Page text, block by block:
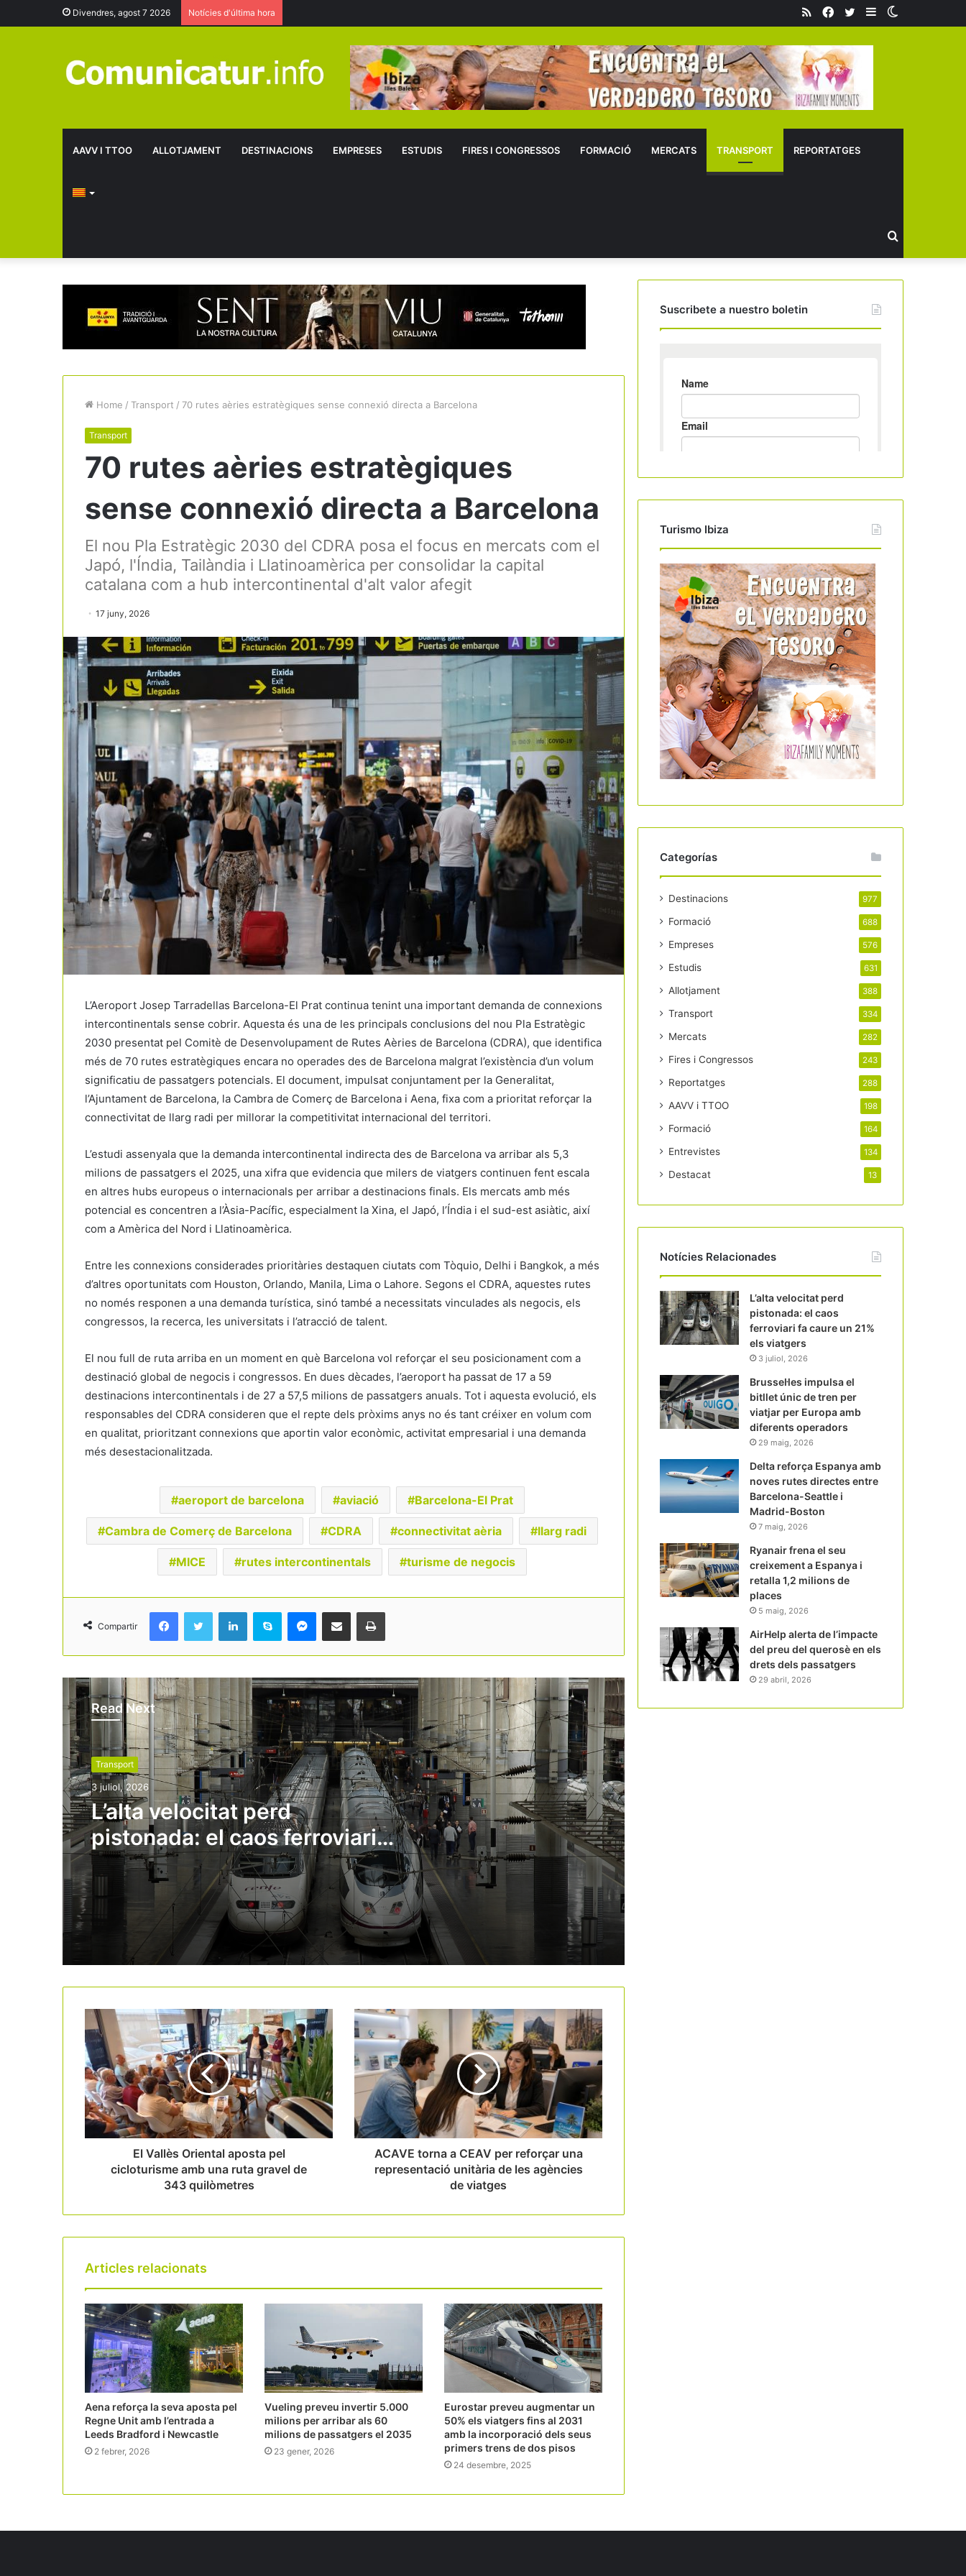
Divendres, agost 7 2026 Notícies d'última hora Sidebar
Twitter
Facebook
RSS
AAVV I TTOO ALLOTJAMENT DESTINACIONS EMPRESES ESTUDIS FIRES I CONGRESSOS FORMACIÓ MERCATS TRANSPORT REPORTATGES
Buscar
Home / Transport / 70 rutes aèries estratègiques sense connexió directa a Barcelona
Transport
70 rutes aèries estratègiques
sense connexió directa a Barcelona
El nou Pla Estratègic 2030 del CDRA posa el focus en mercats com el
Japó, l'Índia, Tailàndia i Llatinoamèrica per consolidar la capital
catalana com a hub intercontinental d'alt valor afegit
17 juny, 2026
L’Aeroport Josep Tarradellas Barcelona-El Prat continua tenint una important demanda de connexions
intercontinentals sense cobrir. Aquesta és una de les principals conclusions del nou Pla Estratègic
2030 presentat pel Comitè de Desenvolupament de Rutes Aèries de Barcelona (CDRA), que identifica
més de 70 rutes estratègiques encara no operades des de Barcelona malgrat l’existència d’un volum
significatiu de passatgers potencials. El document, impulsat conjuntament per la Generalitat,
l’Ajuntament de Barcelona, la Cambra de Comerç de Barcelona i Aena, fixa com a prioritat reforçar la
connectivitat de llarg radi per millorar la competitivitat internacional del territori.
L’estudi assenyala que la demanda intercontinental indirecta des de Barcelona va arribar als 5,3
milions de passatgers el 2025, una xifra que evidencia que milers de viatgers continuen fent escala
en altres hubs europeus o internacionals per arribar a destinacions finals. Els mercats amb més
potencial es concentren a l’Àsia-Pacífic, especialment la Xina, el Japó, l’Índia i el sud-est asiàtic, així
com a Amèrica del Nord i Llatinoamèrica.
Entre les connexions considerades prioritàries destaquen ciutats com Tòquio, Delhi i Bangkok, a més
d’altres oportunitats com Houston, Orlando, Manila, Lima o Lahore. Segons el CDRA, aquestes rutes
no només responen a una demanda turística, sinó també a necessitats vinculades als negocis, els
congressos, la recerca, les universitats i l’atracció de talent.
El nou full de ruta arriba en un moment en què Barcelona vol reforçar el seu posicionament com a
destinació global de negocis i congressos. En dues dècades, l’aeroport ha passat de 17 a 59
destinacions intercontinentals i de 27 a 57,5 milions de passatgers anuals. Tot i aquesta evolució, els
responsables del CDRA consideren que el repte dels pròxims anys no és tant créixer en volum com
en qualitat, prioritzant connexions que aportin valor econòmic, activitat empresarial i una demanda
més desestacionalitzada.
aeroport de barcelona aviació Barcelona-El Prat
Cambra de Comerç de Barcelona CDRA connectivitat aèria llarg radi
MICE rutes intercontinentals turisme de negocis
Compartir
Read Next
Transport
3 juliol, 2026
L’alta velocitat perd
pistonada: el caos ferroviari
fa caure un 21% els viatgers
L’alta velocitat perd pistonada: el caos
ferroviari fa caure un 21% els viatgers
tren per viatjar per Europa amb
Ryanair frena el seu creixement a
Espanya i retalla 1,2 milions de places
AirHelp alerta de l’impacte del preu del
querosè en els drets dels passatgers
Aena descarta l’entrada de la
Generalitat en la gestió d’aeroports pel
marc legal
El sector aeri alerta del risc en el
subministrament de querosè i reclama
un pla europeu de contingència
El creixement de l’aeroport de
aeroportuari
Aena planteja incrementar les tarifes
aeroportuàries per finançar inversions i
reobre el conflicte amb les aerolínies
Vueling prova d’aprofitar el caos
ferroviari i recupera temporalment el
pont aeri Barcelona-Madrid
El Vallès Oriental aposta pel
cicloturisme amb una ruta gravel de
343 quilòmetres
ACAVE torna a CEAV per reforçar una
representació unitària de les agències
de viatges
Articles relacionats
Aena reforça la seva aposta pel
Regne Unit amb l’entrada a
Leeds Bradford i Newcastle
2 febrer, 2026
Vueling preveu invertir 5.000
milions per arribar als 60
milions de passatgers el 2035
23 gener, 2026
Eurostar preveu augmentar un
50% els viatgers fins al 2031
amb la incorporació dels seus
primers trens de dos pisos
24 desembre, 2025
Suscribete a nuestro boletin
Turismo Ibiza
Categorías
Destinacions 977
Formació 688
Empreses 576
Estudis 631
Allotjament 388
Transport 334
Mercats 282
Fires i Congressos 243
Reportatges 288
AAVV i TTOO 198
Formació 164
Entrevistes 134
Destacat 13
Notícies Relacionades
L’alta velocitat perd
pistonada: el caos
ferroviari fa caure un 21%
els viatgers
3 juliol, 2026
Brussel·les impulsa el
bitllet únic de tren per
viatjar per Europa amb
diferents operadors
29 maig, 2026
Delta reforça Espanya amb
noves rutes directes entre
Barcelona-Seattle i
Madrid-Boston
7 maig, 2026
Ryanair frena el seu
creixement a Espanya i
retalla 1,2 milions de
places
5 maig, 2026
AirHelp alerta de l’impacte
del preu del querosè en els
drets dels passatgers
29 abril, 2026